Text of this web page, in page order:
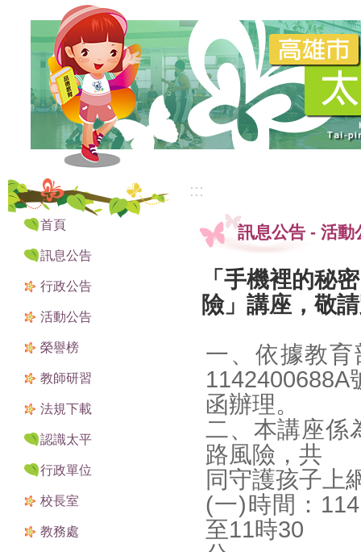
:::
首頁
訊息公告
行政公告
活動公告
榮譽榜
教師研習
法規下載
認識太平
行政單位
校長室
教務處
:::
訊息公告 - 活動
「手機裡的秘
險」講座，敬
一、依據教
1142400688A
函辦理。
二、本講座係
路風險，共
同守護孩子上
(一)時間：
至11時30